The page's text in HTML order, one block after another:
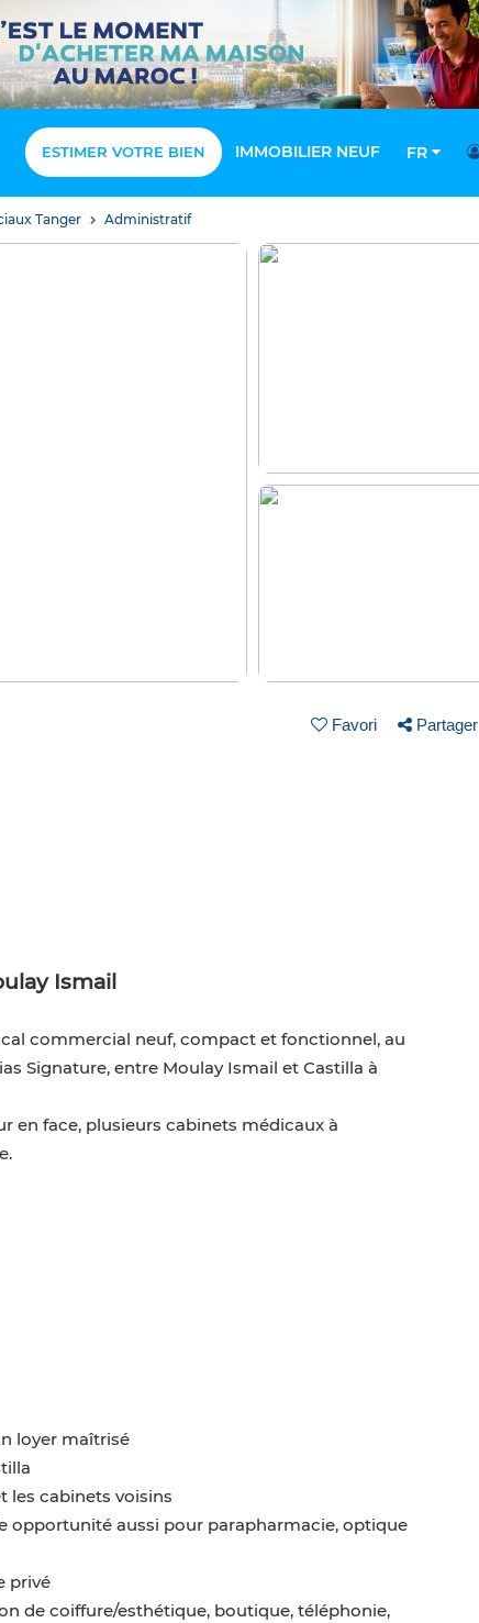
ESTIMER VOTRE BIEN IMMOBILIER NEUF FR
Tanger Administratif
Favori Partager
Ismail
commercial neuf, compact et fonctionnel, au
Signature, entre Moulay Ismail et Castilla à
en face, plusieurs cabinets médicaux à
loyer maîtrisé
les cabinets voisins
opportunité aussi pour parapharmacie, optique
privé
de coiffure/esthétique, boutique, téléphonie,